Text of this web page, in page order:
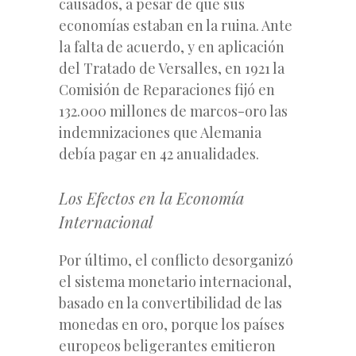
causados, a pesar de que sus
economías estaban en la ruina. Ante
la falta de acuerdo, y en aplicación
del Tratado de Versalles, en 1921 la
Comisión de Reparaciones fijó en
132.000 millones de marcos-oro las
indemnizaciones que Alemania
debía pagar en 42 anualidades.
Los Efectos en la Economía
Internacional
Por último, el conflicto desorganizó
el sistema monetario internacional,
basado en la convertibilidad de las
monedas en oro, porque los países
europeos beligerantes emitieron